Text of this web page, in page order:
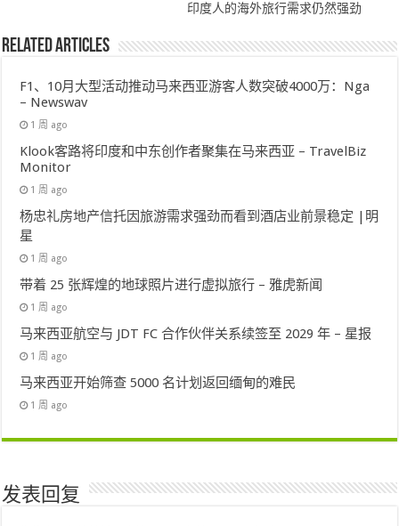
印度人的海外旅行需求仍然强劲
Related Articles
F1、10月大型活动推动马来西亚游客人数突破4000万：Nga
– Newswav
1 周 ago
Klook客路将印度和中东创作者聚集在马来西亚 – TravelBiz
Monitor
1 周 ago
杨忠礼房地产信托因旅游需求强劲而看到酒店业前景稳定 |明
星
1 周 ago
带着 25 张辉煌的地球照片进行虚拟旅行 – 雅虎新闻
1 周 ago
马来西亚航空与 JDT FC 合作伙伴关系续签至 2029 年 – 星报
1 周 ago
马来西亚开始筛查 5000 名计划返回缅甸的难民
1 周 ago
发表回复